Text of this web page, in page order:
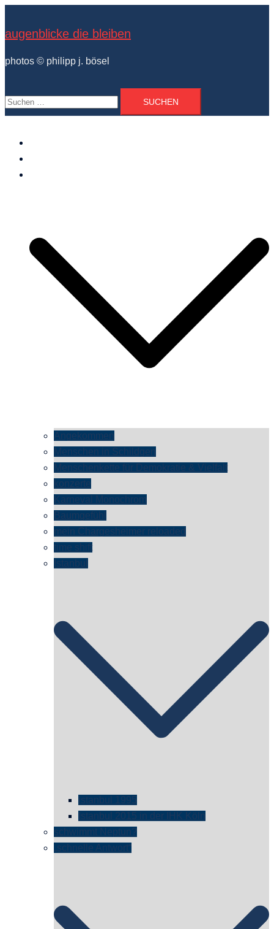
springen
augenblicke die bleiben
photos © philipp j. bösel
Suchen
nach:
Angekommen
Menschen in Schildgen
Menschenkette für Demokratie & Vielfalt
konzerte
Karneval Monochrom
Baumgefühl
mein Chargesheimer reloaded
time shift
Istanbul
istanbul 1995
Istanbul 2015 in der IHK Köln
schwimmt Neptun?
„schnelle Antwort“